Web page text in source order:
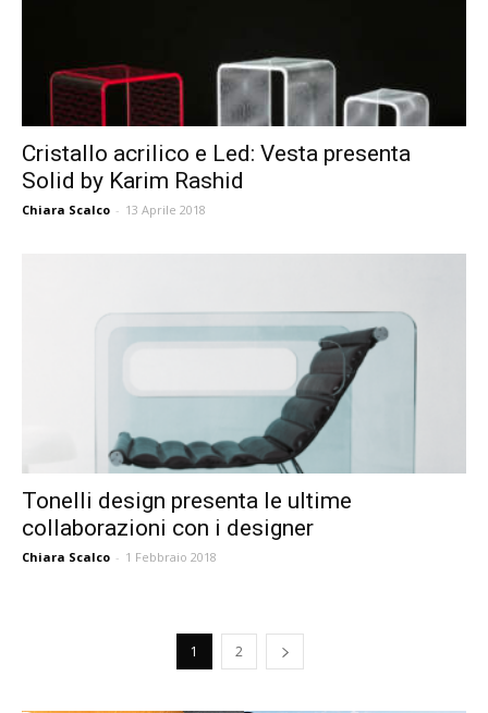
Cristallo acrilico e Led: Vesta presenta
Solid by Karim Rashid
Chiara Scalco - 13 Aprile 2018
Tonelli design presenta le ultime
collaborazioni con i designer
Chiara Scalco - 1 Febbraio 2018
1 2